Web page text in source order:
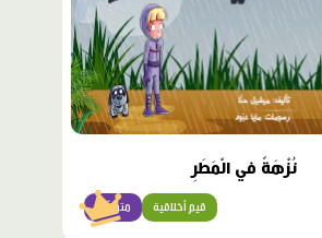
نُزْهَةٌ في الْمَطَرِ
متوسّط قيم أخلاقية